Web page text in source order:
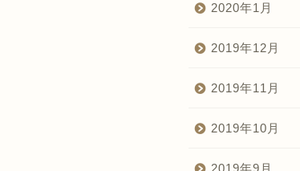
2020年1月
2019年12月
2019年11月
2019年10月